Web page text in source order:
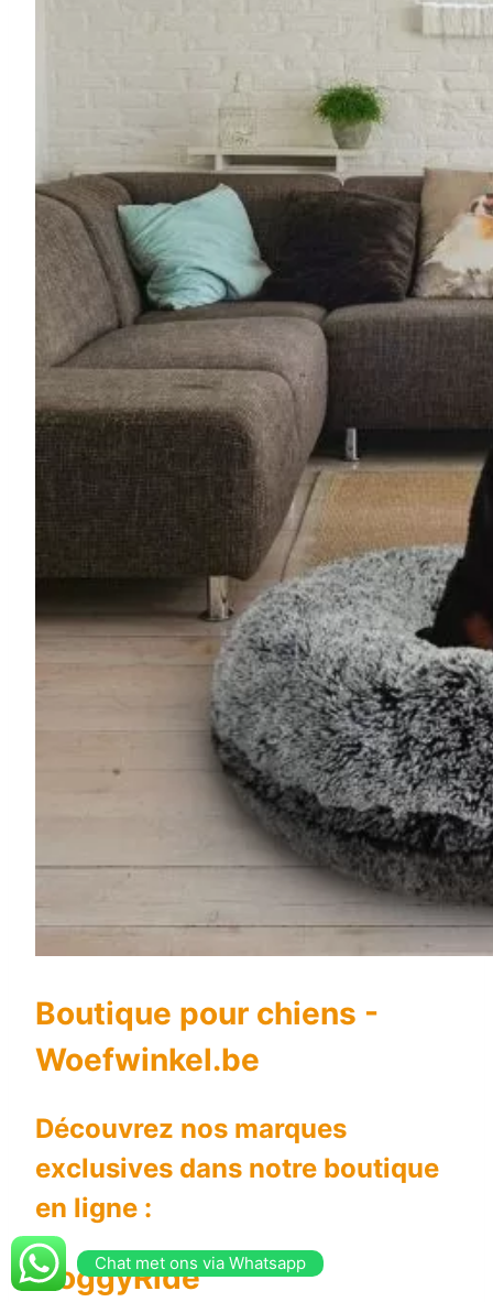
Boutique pour chiens -
Woefwinkel.be
Découvrez nos marques
exclusives dans notre boutique
en ligne :
DoggyRide
Chat met ons via Whatsapp